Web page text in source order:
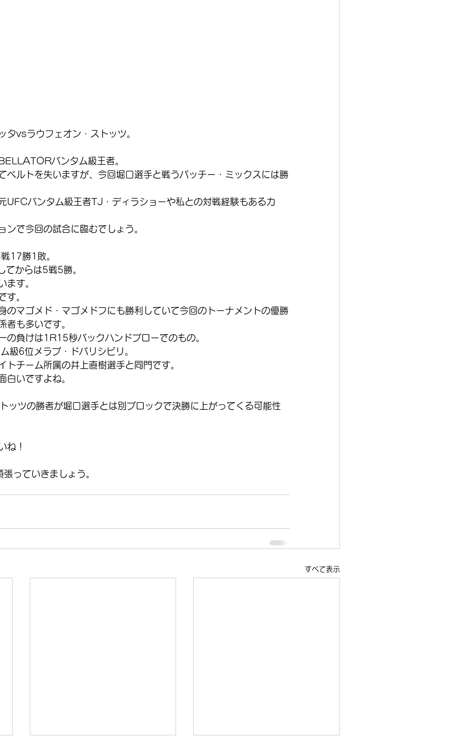
タvsラウフェオン・ストッツ。
バンタム級王者。
ベルトを失いますが、今回堀口選手と戦うパッチー・ミックスには勝
UFCバンタム級王者TJ・ディラショーや私との対戦経験もあるカ
ンで今回の試合に臨むでしょう。
17勝1敗。
からは5戦5勝。
ます。
す。
のマゴメド・マゴメドフにも勝利していて今回のトーナメントの優勝
者も多いです。
の負けは1R15秒バックハンドブローでのもの。
級6位メラブ・ドバリシビリ。
トチーム所属の井上直樹選手と同門です。
白いですよね。
ッツの勝者が堀口選手とは別ブロックで決勝に上がってくる可能性
ね！
っていきましょう。
すべて表示